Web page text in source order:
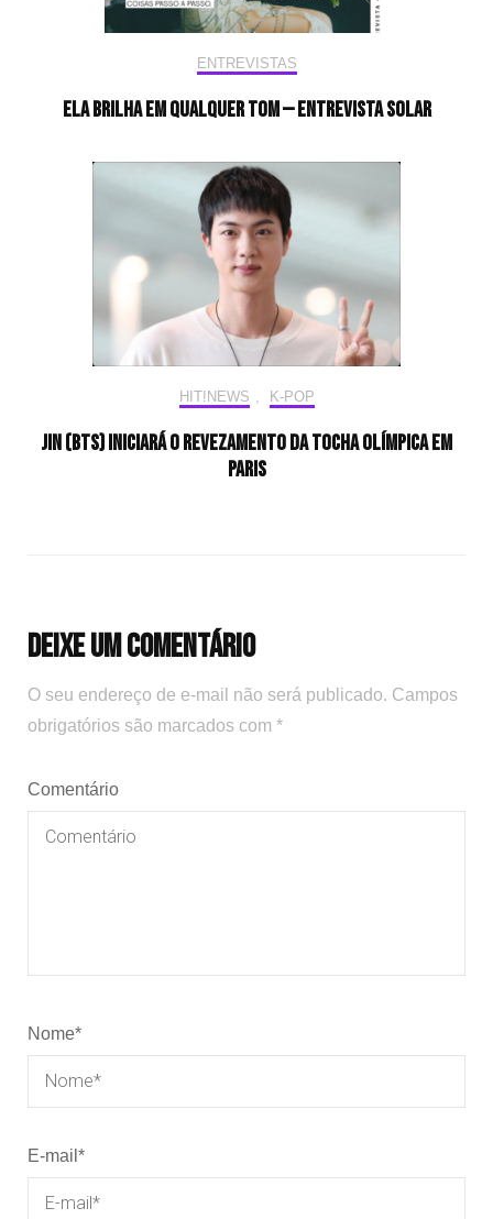
ENTREVISTAS
Ela brilha em qualquer tom — Entrevista Solar
HIT!NEWS , K-POP
Jin (BTS) iniciará o revezamento da tocha olímpica em
Paris
Deixe um comentário
O seu endereço de e-mail não será publicado. Campos
obrigatórios são marcados com *
Comentário
Nome*
E-mail *